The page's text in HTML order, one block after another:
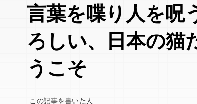
言葉を喋り人を呪
ろしい、日本の猫
うこそ
この記事を書いた人